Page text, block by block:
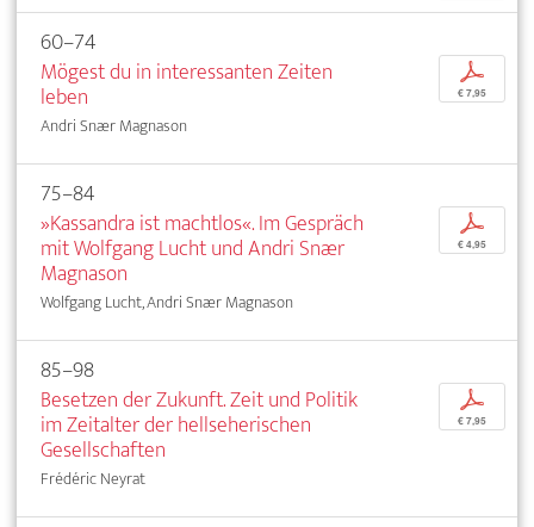
60–74
Mögest du in interessanten Zeiten
leben
Andri Snær Magnason
p
€ 7,95
75–84
»Kassandra ist machtlos«. Im Gespräch
mit Wolfgang Lucht und Andri Snær
Magnason
Wolfgang Lucht, Andri Snær Magnason
p
€ 4,95
85–98
Besetzen der Zukunft. Zeit und Politik
im Zeitalter der hellseherischen
Gesellschaften
Frédéric Neyrat
p
€ 7,95